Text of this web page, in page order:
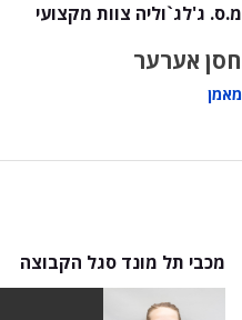
מ.ס. ג'לג`וליה צוות מקצועי
חסן אערער
מאמן
מכבי תל מונד סגל הקבוצה